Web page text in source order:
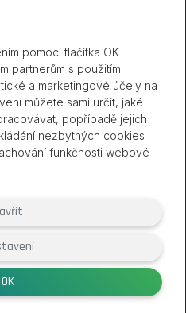
Cloud
internetu
společnost ZONER a.s. |
soukromí|Nastavení cookies
pomocí tlačítka OK
partnerům s použitím
a marketingové účely na
můžete sami určit, jaké
popřípadě jejich
nezbytných cookies
funkčnosti webové
OK